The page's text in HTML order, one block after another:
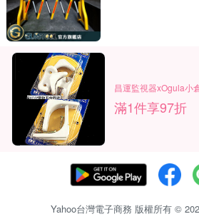
昌運監視器xOgula小
滿1件享97折
Yahoo台灣電子商務 版權所有 ©